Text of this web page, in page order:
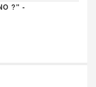
?" -